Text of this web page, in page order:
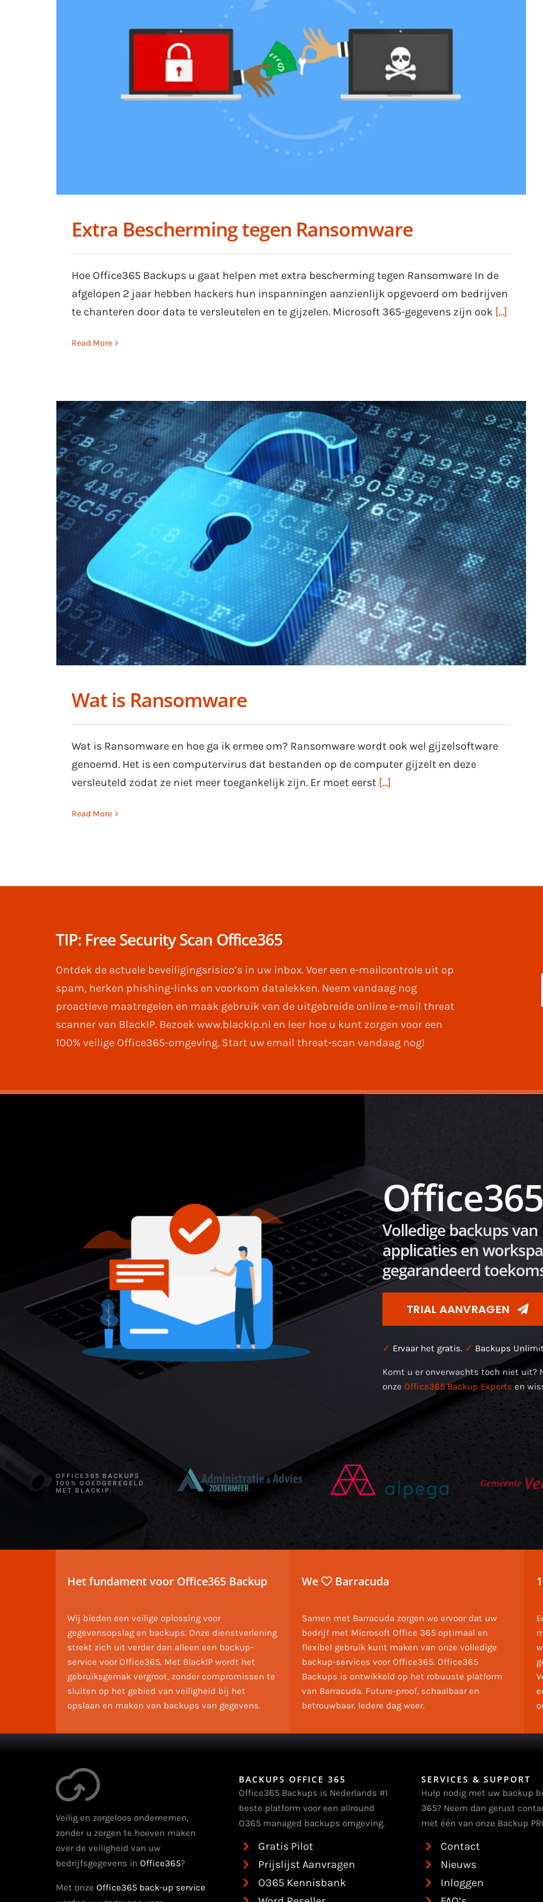
Extra Bescherming tegen Ransomware
Hoe Office365 Backups u gaat helpen met extra bescherming tegen Ransomware In de
afgelopen 2 jaar hebben hackers hun inspanningen aanzienlijk opgevoerd om bedrijven
te chanteren door data te versleutelen en te gijzelen. Microsoft 365-gegevens zijn ook [...]
Read More
Wat is Ransomware
Wat is Ransomware en hoe ga ik ermee om? Ransomware wordt ook wel gijzelsoftware
genoemd. Het is een computervirus dat bestanden op de computer gijzelt en deze
versleuteld zodat ze niet meer toegankelijk zijn. Er moet eerst [...]
Read More
TIP: Free Security Scan Office365
Ontdek de actuele beveiligingsrisico’s in uw inbox. Voer een e-mailcontrole uit op
spam, herken phishing-links en voorkom datalekken. Neem vandaag nog
proactieve maatregelen en maak gebruik van de uitgebreide online e-mail threat
scanner van BlackIP. Bezoek www.blackip.nl en leer hoe u kunt zorgen voor een
100% veilige Office365-omgeving. Start uw email threat-scan vandaag nog!
Volledige backups
applicaties en
gegarandeerd
TRIAL AANVRAGEN
✓ Ervaar het gratis. ✓ Backups
Komt u er onverwachts toch niet
onze Office365 Backup Experts en
OFFICE365 BACKUPS
100% GOEDGEREGELD
MET BLACKIP.
Het fundament voor Office365 Backup
Wij bieden een veilige oplossing voor
gegevensopslag en backups. Onze dienstverlening
strekt zich uit verder dan alleen een backup-
service voor Office365. Met BlackIP wordt het
gebruiksgemak vergroot, zonder compromissen te
sluiten op het gebied van veiligheid bij het
opslaan en maken van backups van gegevens.
We Barracuda
Samen met Barracuda zorgen we ervoor dat uw
bedrijf met Microsoft Office 365 optimaal en
flexibel gebruik kunt maken van onze volledige
backup-services voor Office365. Office365
Backups is ontwikkeld op het robuuste platform
van Barracuda. Future-proof, schaalbaar en
betrouwbaar. Iedere dag weer.
Veilig en zorgeloos ondernemen,
zonder u zorgen te hoeven maken
over de veiligheid van uw
bedrijfsgegevens in Office365?
Met onze Office365 back-up service
BACKUPS OFFICE 365
Office365 Backups is Nederlands #1
beste platform voor een allround
O365 managed backups omgeving.
Gratis Pilot
Prijslijst Aanvragen
O365 Kennisbank
SERVICES & SUPPORT
Hulp nodig met uw backup
365? Neem dan gerust
met één van onze Backup
Contact
Nieuws
Inloggen